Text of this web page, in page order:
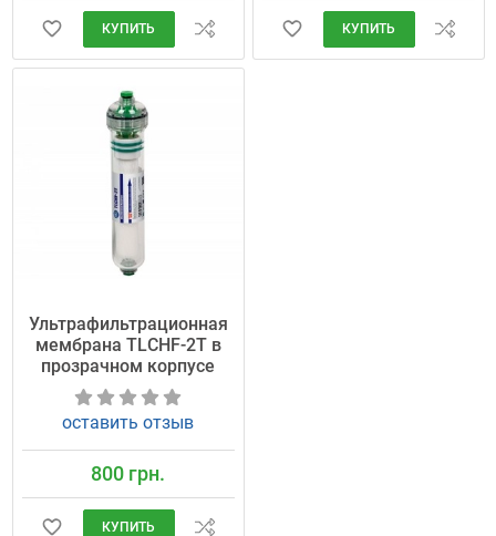
КУПИТЬ КУПИТЬ
Ультрафильтрационная
мембрана TLCHF-2T в
прозрачном корпусе
оставить отзыв
800 грн.
КУПИТЬ